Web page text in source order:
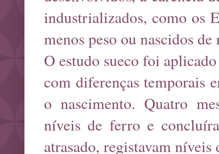
industrializados, como os
menos peso ou nascidos
O estudo sueco foi
com diferenças temporais
o nascimento. Quatro
níveis de ferro e
atrasado, registavam